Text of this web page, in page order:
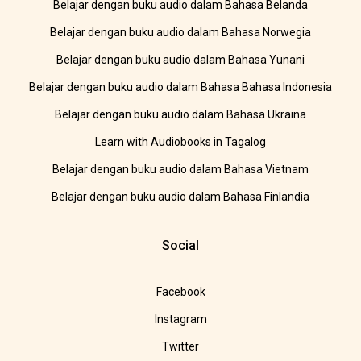
Belajar dengan buku audio dalam Bahasa Belanda
Belajar dengan buku audio dalam Bahasa Norwegia
Belajar dengan buku audio dalam Bahasa Yunani
Belajar dengan buku audio dalam Bahasa Bahasa Indonesia
Belajar dengan buku audio dalam Bahasa Ukraina
Learn with Audiobooks in Tagalog
Belajar dengan buku audio dalam Bahasa Vietnam
Belajar dengan buku audio dalam Bahasa Finlandia
Social
Facebook
Instagram
Twitter